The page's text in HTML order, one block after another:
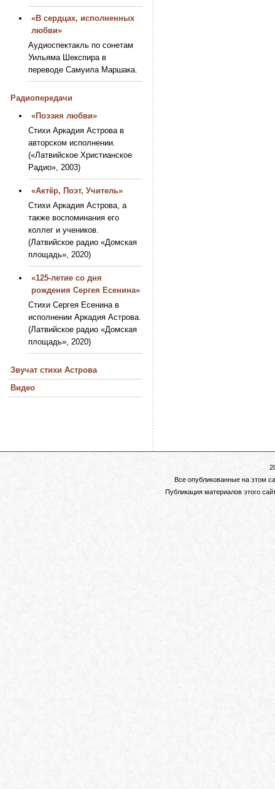
«В сердцах, исполненных
любви»
Аудиоспектакль по сонетам
Уильяма Шекспира в
переводе Самуила Маршака.
Радиопередачи
«Поэзия любви»
Стихи Аркадия Астрова в
авторском исполнении.
(«Латвийское Христианское
Радио», 2003)
«Актёр, Поэт, Учитель»
Стихи Аркадия Астрова, а
также воспоминания его
коллег и учеников.
(Латвийское радио «Домская
площадь», 2020)
«125-летие со дня
рождения Сергея Есенина»
Стихи Сергея Есенина в
исполнении Аркадия Астрова.
(Латвийское радио «Домская
площадь», 2020)
Звучат стихи Астрова
Видео
Все опубликованные на этом
Публикация материалов этого